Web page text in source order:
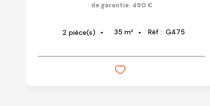
de garantie: 490 €
2 pièce(s) 35 m² Réf : G475